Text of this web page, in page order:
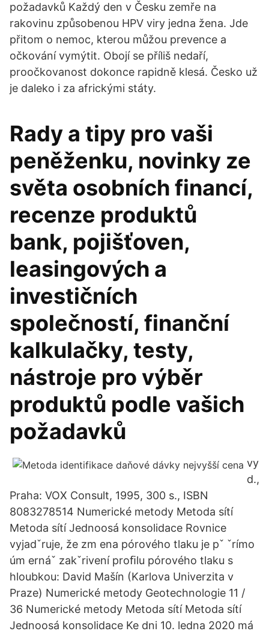
požadavků Každý den v Česku zemře na
rakovinu způsobenou HPV viry jedna žena. Jde
přitom o nemoc, kterou můžou prevence a
očkování vymýtit. Obojí se příliš nedaří,
proočkovanost dokonce rapidně klesá. Česko už
je daleko i za africkými státy.
Rady a tipy pro vaši
peněženku, novinky ze
světa osobních financí,
recenze produktů
bank, pojišťoven,
leasingových a
investičních
společností, finanční
kalkulačky, testy,
nástroje pro výběr
produktů podle vašich
požadavků
vy
d.,
Praha: VOX Consult, 1995, 300 s., ISBN
8083278514 Numerické metody Metoda sítí
Metoda sítí Jednoosá konsolidace Rovnice
vyjadˇruje, že zm ena pórového tlaku je pˇ ˇrímo
úm ernáˇ zakˇrivení proﬁlu pórového tlaku s
hloubkou: David Mašín (Karlova Univerzita v
Praze) Numerické metody Geotechnologie 11 /
36 Numerické metody Metoda sítí Metoda sítí
Jednoosá konsolidace Ke dni 10. ledna 2020 má